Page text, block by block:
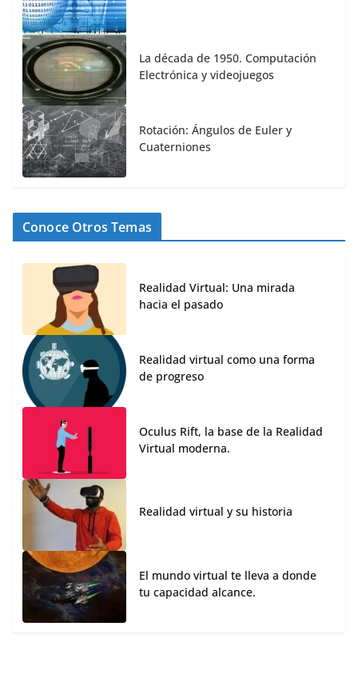
La década de 1950. Computación
Electrónica y videojuegos
Rotación: Ángulos de Euler y
Cuaterniones
Conoce Otros Temas
Realidad Virtual: Una mirada
hacia el pasado
Realidad virtual como una forma
de progreso
Oculus Rift, la base de la Realidad
Virtual moderna.
Realidad virtual y su historia
El mundo virtual te lleva a donde
tu capacidad alcance.